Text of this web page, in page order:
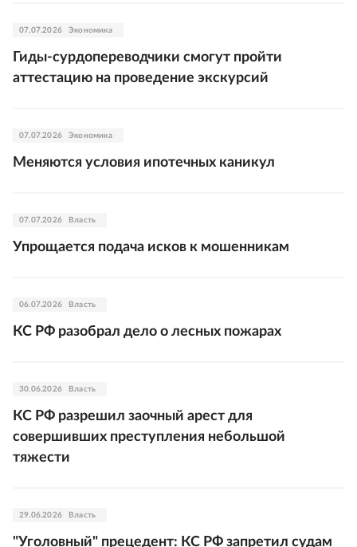
07.07.2026 Экономика
Гиды-сурдопереводчики смогут пройти
аттестацию на проведение экскурсий
07.07.2026 Экономика
Меняются условия ипотечных каникул
07.07.2026 Власть
Упрощается подача исков к мошенникам
06.07.2026 Власть
КС РФ разобрал дело о лесных пожарах
30.06.2026 Власть
КС РФ разрешил заочный арест для
совершивших преступления небольшой
тяжести
29.06.2026 Власть
"Уголовный" прецедент: КС РФ запретил судам